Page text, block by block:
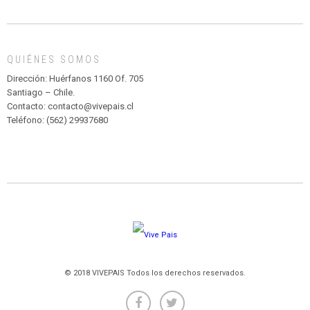
MADAGASCAR
PARQUE
HURATDO
QUIÉNES SOMOS
Dirección: Huérfanos 1160 Of. 705
Santiago – Chile.
Contacto: contacto@vivepais.cl
Teléfono: (562) 29937680
© 2018 VIVEPAIS Todos los derechos reservados.